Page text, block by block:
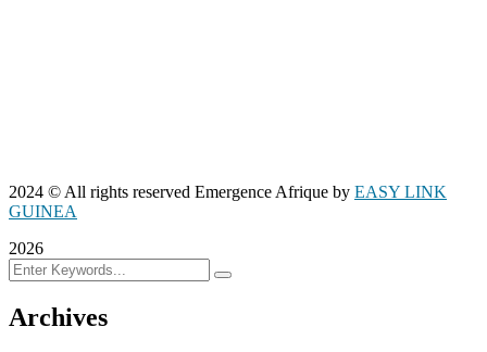
2024 © All rights reserved Emergence Afrique by EASY LINK
GUINEA
2026
Archives